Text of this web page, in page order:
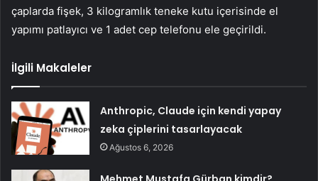
çaplarda fişek, 3 kilogramlık teneke kutu içerisinde el
yapımı patlayıcı ve 1 adet cep telefonu ele geçirildi.
İlgili Makaleler
Anthropic, Claude için kendi yapay
zeka çiplerini tasarlayacak
Ağustos 6, 2026